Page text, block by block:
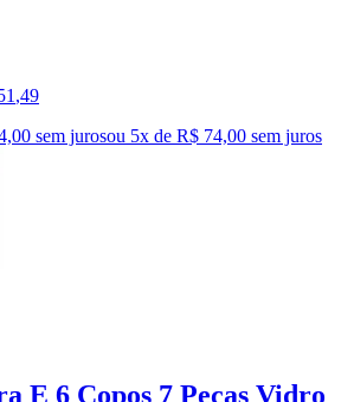
,49
sem jurosou 5x de R$ 74,00 sem juros
E 6 Copos 7 Peças Vidro